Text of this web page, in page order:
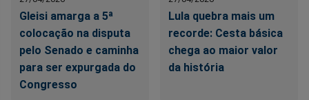
Gleisi amarga a 5ª
colocação na disputa
pelo Senado e caminha
para ser expurgada do
Congresso
Lula quebra mais um
recorde: Cesta básica
chega ao maior valor
da história